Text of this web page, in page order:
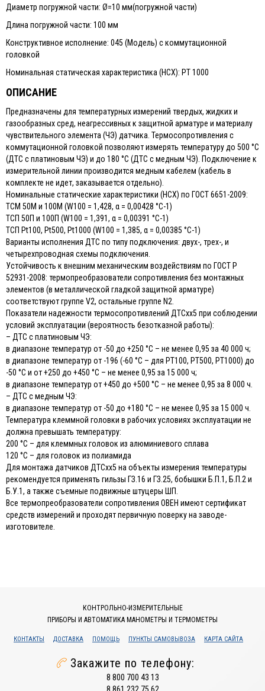
Диаметр погружной части: Ø=10 мм(погружной части)
Длина погружной части: 100 мм
Конструктивное исполнение: 045 (Модель) с коммутационной
головкой
Номинальная статическая характеристика (НСХ): PТ 1000
ОПИСАНИЕ
Предназначены для температурных измерений твердых, жидких и
газообразных сред, неагрессивных к защитной арматуре и материалу
чувствительного элемента (ЧЭ) датчика. Термосопротивления с
коммутационной головкой позволяют измерять температуру до 500 °С
(ДТС с платиновым ЧЭ) и до 180 °С (ДТС с медным ЧЭ). Подключение к
измерительной линии производится медным кабелем (кабель в
комплекте не идет, заказывается отдельно).
Номинальные статические характеристики (НСХ) по ГОСТ 6651-2009:
ТСМ 50М и 100М (W100 = 1,428, α = 0,00428 °С-1)
ТСП 50П и 100П (W100 = 1,391, α = 0,00391 °С-1)
ТСП Pt100, Pt500, Pt1000 (W100 = 1,385, α = 0,00385 °С-1)
Варианты исполнения ДТС по типу подключения: двух-, трех-, и
четырехпроводная схемы подключения.
Устойчивость к внешним механическим воздействиям по ГОСТ Р
52931-2008: термопреобразователи сопротивления без монтажных
элементов (в металлической гладкой защитной арматуре)
соответствуют группе V2, остальные группе N2.
Показатели надежности термосопротивлений ДТСхх5 при соблюдении
условий эксплуатации (вероятность безотказной работы):
– ДТС с платиновым ЧЭ:
в диапазоне температур от -50 до +250 °С – не менее 0,95 за 40 000 ч;
в диапазоне температур от -196 (-60 °С – для РТ100, РТ500, РТ1000) до
-50 °С и от +250 до +450 °С – не менее 0,95 за 15 000 ч;
в диапазоне температур от +450 до +500 °С – не менее 0,95 за 8 000 ч.
– ДТС с медным ЧЭ:
в диапазоне температур от -50 до +180 °С – не менее 0,95 за 15 000 ч.
Температура клеммной головки в рабочих условиях эксплуатации не
должна превышать температуру:
200 °С – для клеммных головок из алюминиевого сплава
120 °С – для головок из полиамида
Для монтажа датчиков ДТСхх5 на объекты измерения температуры
рекомендуется применять гильзы ГЗ.16 и ГЗ.25, бобышки Б.П.1, Б.П.2 и
Б.У.1, а также съемные подвижные штуцеры ШП.
Все термопреобразователи сопротивления ОВЕН имеют сертификат
средств измерений и проходят первичную поверку на заводе-
изготовителе.
КОНТРОЛЬНО-ИЗМЕРИТЕЛЬНЫЕ
ПРИБОРЫ И АВТОМАТИКА МАНОМЕТРЫ И ТЕРМОМЕТРЫ
КОНТАКТЫ ДОСТАВКА ПОМОЩЬ ПУНКТЫ САМОВЫВОЗА КАРТА САЙТА
Закажите по телефону:
8 800 700 43 13